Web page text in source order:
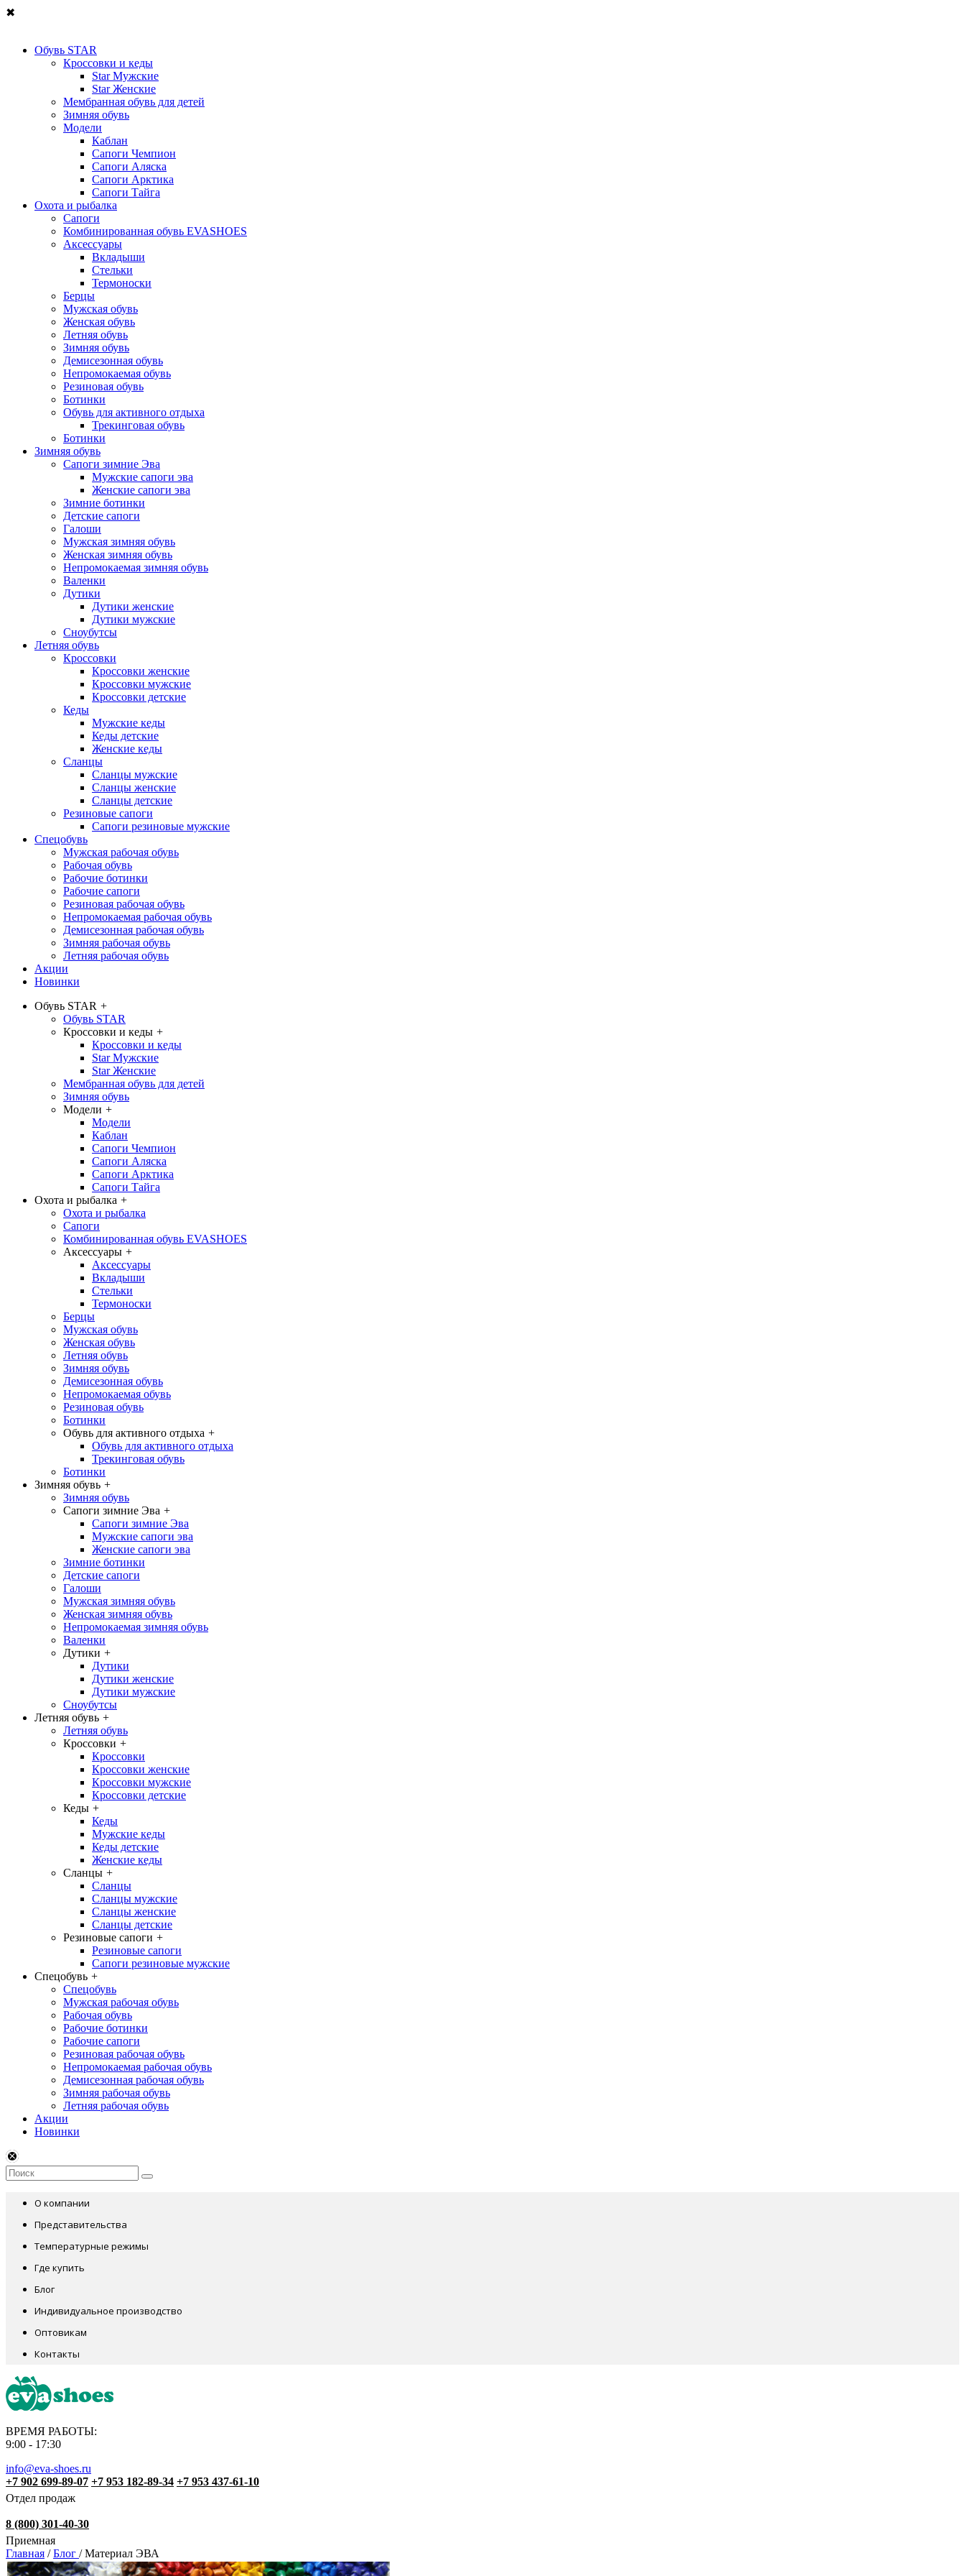
✖
Обувь STAR
Кроссовки и кеды
Star Мужские
Star Женские
Мембранная обувь для детей
Зимняя обувь
Модели
Каблан
Сапоги Чемпион
Сапоги Аляска
Сапоги Арктика
Сапоги Тайга
Охота и рыбалка
Сапоги
Комбинированная обувь EVASHOES
Аксессуары
Вкладыши
Стельки
Термоноски
Берцы
Мужская обувь
Женская обувь
Летняя обувь
Зимняя обувь
Демисезонная обувь
Непромокаемая обувь
Резиновая обувь
Ботинки
Обувь для активного отдыха
Трекинговая обувь
Ботинки
Зимняя обувь
Сапоги зимние Эва
Мужские сапоги эва
Женские сапоги эва
Зимние ботинки
Детские сапоги
Галоши
Мужская зимняя обувь
Женская зимняя обувь
Непромокаемая зимняя обувь
Валенки
Дутики
Дутики женские
Дутики мужские
Сноубутсы
Летняя обувь
Кроссовки
Кроссовки женские
Кроссовки мужские
Кроссовки детские
Кеды
Мужские кеды
Кеды детские
Женские кеды
Сланцы
Сланцы мужские
Сланцы женские
Сланцы детские
Резиновые сапоги
Сапоги резиновые мужские
Спецобувь
Мужская рабочая обувь
Рабочая обувь
Рабочие ботинки
Рабочие сапоги
Резиновая рабочая обувь
Непромокаемая рабочая обувь
Демисезонная рабочая обувь
Зимняя рабочая обувь
Летняя рабочая обувь
Акции
Новинки
Обувь STAR +
Обувь STAR
Кроссовки и кеды +
Кроссовки и кеды
Star Мужские
Star Женские
Мембранная обувь для детей
Зимняя обувь
Модели +
Модели
Каблан
Сапоги Чемпион
Сапоги Аляска
Сапоги Арктика
Сапоги Тайга
Охота и рыбалка +
Охота и рыбалка
Сапоги
Комбинированная обувь EVASHOES
Аксессуары +
Аксессуары
Вкладыши
Стельки
Термоноски
Берцы
Мужская обувь
Женская обувь
Летняя обувь
Зимняя обувь
Демисезонная обувь
Непромокаемая обувь
Резиновая обувь
Ботинки
Обувь для активного отдыха +
Обувь для активного отдыха
Трекинговая обувь
Ботинки
Зимняя обувь +
Зимняя обувь
Сапоги зимние Эва +
Сапоги зимние Эва
Мужские сапоги эва
Женские сапоги эва
Зимние ботинки
Детские сапоги
Галоши
Мужская зимняя обувь
Женская зимняя обувь
Непромокаемая зимняя обувь
Валенки
Дутики +
Дутики
Дутики женские
Дутики мужские
Сноубутсы
Летняя обувь +
Летняя обувь
Кроссовки +
Кроссовки
Кроссовки женские
Кроссовки мужские
Кроссовки детские
Кеды +
Кеды
Мужские кеды
Кеды детские
Женские кеды
Сланцы +
Сланцы
Сланцы мужские
Сланцы женские
Сланцы детские
Резиновые сапоги +
Резиновые сапоги
Сапоги резиновые мужские
Спецобувь +
Спецобувь
Мужская рабочая обувь
Рабочая обувь
Рабочие ботинки
Рабочие сапоги
Резиновая рабочая обувь
Непромокаемая рабочая обувь
Демисезонная рабочая обувь
Зимняя рабочая обувь
Летняя рабочая обувь
Акции
Новинки
О компании
Представительства
Температурные режимы
Где купить
Блог
Индивидуальное производство
Оптовикам
Контакты
ВРЕМЯ РАБОТЫ:
9:00 - 17:30
info@eva-shoes.ru
+7 902 699-89-07 +7 953 182-89-34 +7 953 437-61-10
Отдел продаж
8 (800) 301-40-30
Приемная
Главная / Блог /Материал ЭВА